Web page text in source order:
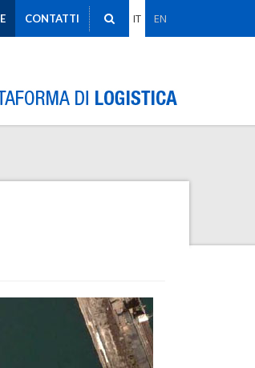
IT EN
CONTATTI